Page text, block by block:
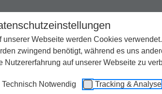
unserer Webseite werden Cookies
zwingend benötigt, während es uns
Nutzererfahrung auf unserer Webseite zu
Technisch Notwendig Tracking & Analyse
Geschenke Kirchenjahr /